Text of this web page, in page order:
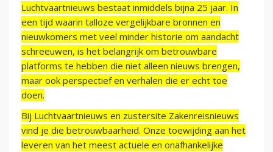
Luchtvaartnieuws bestaat inmiddels bijna 25 jaar. In
een tijd waarin talloze vergelijkbare bronnen en
nieuwkomers met veel minder historie om aandacht
schreeuwen, is het belangrijk om betrouwbare
platforms te hebben die niet alleen nieuws brengen,
maar ook perspectief en verhalen die er echt toe
doen.
Bij Luchtvaartnieuws en zustersite Zakenreisnieuws
vind je die betrouwbaarheid. Onze toewijding aan het
leveren van het meest actuele en onafhankelijke